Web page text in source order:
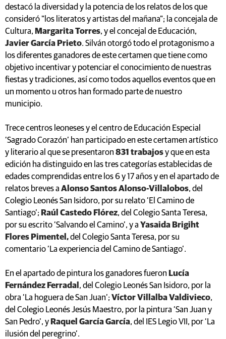
destacó la diversidad y la potencia de los relatos de los que
consideró "los literatos y artistas del mañana"; la concejala de
Cultura, Margarita Torres, y el concejal de Educación,
Javier García Prieto. Silván otorgó todo el protagonismo a
los diferentes ganadores de este certamen que tiene como
objetivo incentivar y potenciar el conocimiento de nuestras
fiestas y tradiciones, así como todos aquellos eventos que en
un momento u otros han formado parte de nuestro
municipio.
Trece centros leoneses y el centro de Educación Especial
‘Sagrado Corazón’ han participado en este certamen artístico
y literario al que se presentaron 831 trabajosy que en esta
edición ha distinguido en las tres categorías establecidas de
edades comprendidas entre los 6 y 17 años y en el apartado de
relatos breves a Alonso Santos Alonso-Villalobos, del
Colegio Leonés San Isidoro, por su relato ‘El Camino de
Santiago’; Raúl Castedo Flórez, del Colegio Santa Teresa,
por su escrito ‘Salvando el Camino’, y a Yasaida Brigiht
Flores Pimentel,del Colegio Santa Teresa, por su
comentario ‘La experiencia del Camino de Santiago’.
En el apartado de pintura los ganadores fueron Lucía
Fernández Ferradal , del Colegio Leonés San Isidoro, por la
obra ‘La hoguera de San Juan’; Víctor Villalba Valdivieco,
del Colegio Leonés Jesús Maestro, por la pintura ‘San Juan y
San Pedro’, y Raquel García García, del IES Legio VII, por ‘La
ilusión del peregrino’.